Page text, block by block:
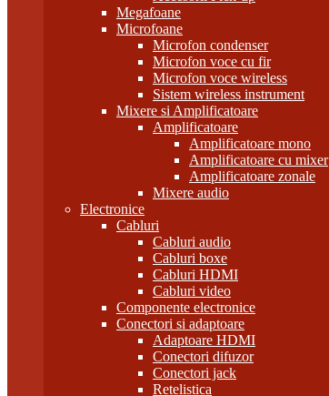
Megafoane
Microfoane
Microfon condenser
Microfon voce cu fir
Microfon voce wireless
Sistem wireless instrument
Mixere si Amplificatoare
Amplificatoare
Amplificatoare mono
Amplificatoare cu mixer
Amplificatoare zonale
Mixere audio
Electronice
Cabluri
Cabluri audio
Cabluri boxe
Cabluri HDMI
Cabluri video
Componente electronice
Conectori si adaptoare
Adaptoare HDMI
Conectori difuzor
Conectori jack
Retelistica